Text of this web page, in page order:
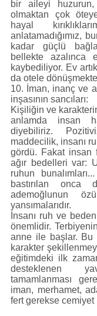
bir aileyi huzurun,
olmaktan çok öteye
hayal
anlatamadığımız,
kadar güçlü
bellekte azalınca
kaybediliyor. Ev
da otele
10. İman, inanç ve
inşasının sancıları:
Kişiliğin ve
anlamda insan
diyebiliriz.
maddecilik, insanı
gördü. Fakat insan
ağır bedelleri var:
ruhun
bastırılan
ademoğlunun
yansımalarıdır.
İnsanı ruh ve
önemlidir.
anne ile başlar. Bu
karakter
eğitimdeki ilk
desteklenen
tamamlanması
iman, merhamet,
fert gerekse cemiyet